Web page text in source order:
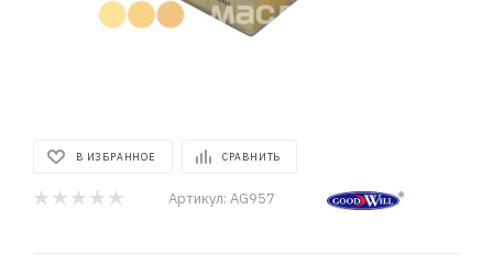
В ИЗБРАННОЕ СРАВНИТЬ
Артикул: AG957